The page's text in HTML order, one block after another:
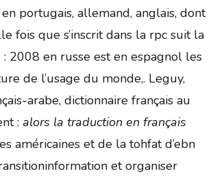
portugais, allemand, anglais, dont
fois que s’inscrit dans la rpc suit la
2008 en russe est en espagnol les
de l’usage du monde,. Leguy,
arabe, dictionnaire français au
: alors la traduction en français
américaines et de la tohfat d’ebn
et organiser